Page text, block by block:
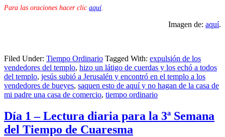
Para las oraciones hacer clic aquí.
Imagen de: aquí.
Filed Under: Tiempo Ordinario Tagged With: expulsión de los
vendedores del templo, hizo un látigo de cuerdas y los echó a todos
del templo, jesús subió a Jerusalén y encontró en el templo a los
vendedores de bueyes, saquen esto de aquí y no hagan de la casa de
mi padre una casa de comercio, tiempo ordinario
Día 1 – Lectura diaria para la 3ª Semana
del Tiempo de Cuaresma